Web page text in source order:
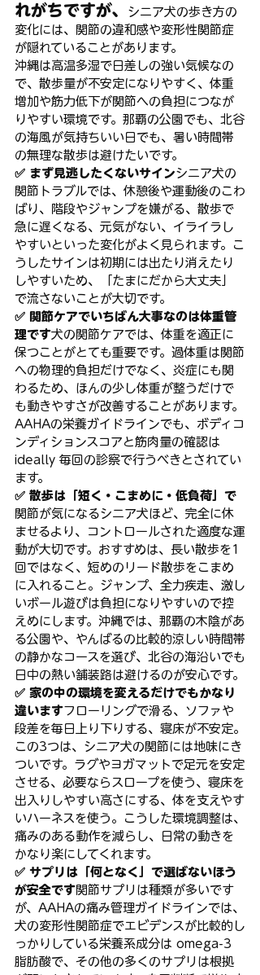
れがちですが、
シニア犬の歩き方の
変化には、関節の違和感や変形性関節症
が隠れていることがあります。
沖縄は高温多湿で日差しの強い気候なの
で、散歩量が不安定になりやすく、体重
増加や筋力低下が関節への負担につなが
りやすい環境です。那覇の公園でも、北谷
の海風が気持ちいい日でも、暑い時間帯
の無理な散歩は避けたいです。
✅ まず見逃したくないサインシニア犬の
関節トラブルでは、休憩後や運動後のこわ
ばり、階段やジャンプを嫌がる、散歩で
急に遅くなる、元気がない、イライラし
やすいといった変化がよく見られます。こ
うしたサインは初期には出たり消えたり
しやすいため、「たまにだから大丈夫」
で流さないことが大切です。
✅ 関節ケアでいちばん大事なのは体重管
理です犬の関節ケアでは、体重を適正に
保つことがとても重要です。過体重は関節
への物理的負担だけでなく、炎症にも関
わるため、ほんの少し体重が整うだけで
も動きやすさが改善することがあります。
AAHAの栄養ガイドラインでも、ボディコ
ンディションスコアと筋肉量の確認は
ideally 毎回の診察で行うべきとされてい
ます。
✅ 散歩は「短く・こまめに・低負荷」で
関節が気になるシニア犬ほど、完全に休
ませるより、コントロールされた適度な運
動が大切です。おすすめは、長い散歩を1
回ではなく、短めのリード散歩をこまめ
に入れること。ジャンプ、全力疾走、激し
いボール遊びは負担になりやすいので控
えめにします。沖縄では、那覇の木陰があ
る公園や、やんばるの比較的涼しい時間帯
の静かなコースを選び、北谷の海沿いでも
日中の熱い舗装路は避けるのが安心です。
✅ 家の中の環境を変えるだけでもかなり
違いますフローリングで滑る、ソファや
段差を毎日上り下りする、寝床が不安定。
この3つは、シニア犬の関節には地味にき
ついです。ラグやヨガマットで足元を安定
させる、必要ならスロープを使う、寝床を
出入りしやすい高さにする、体を支えやす
いハーネスを使う。こうした環境調整は、
痛みのある動作を減らし、日常の動きを
かなり楽にしてくれます。
✅ サプリは「何となく」で選ばないほう
が安全です関節サプリは種類が多いです
が、AAHAの痛み管理ガイドラインでは、
犬の変形性関節症でエビデンスが比較的し
っかりしている栄養系成分は omega-3
脂肪酸で、その他の多くのサプリは根拠